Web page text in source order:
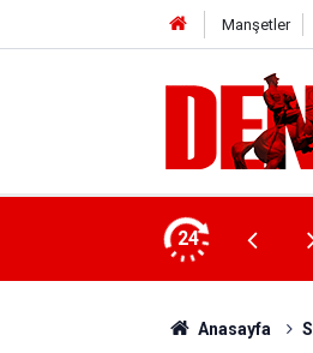
Manşetler
24
Anasayfa